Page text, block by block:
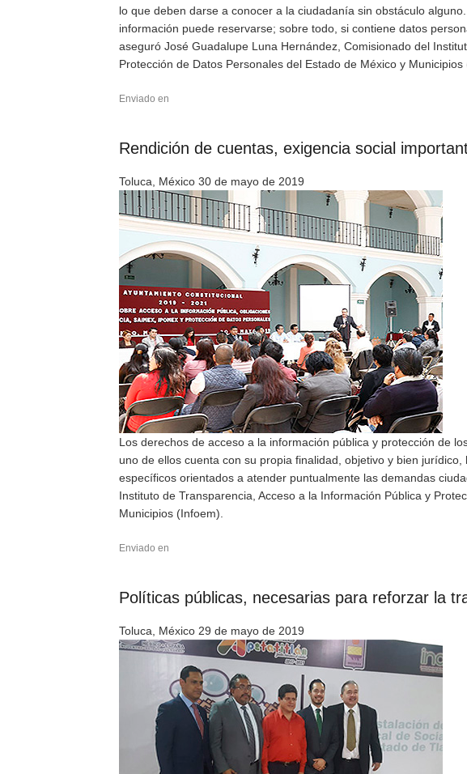
lo que deben darse a conocer a la ciudadanía sin obstáculo
información puede reservarse; sobre todo, si contiene datos
aseguró José Guadalupe Luna Hernández, Comisionado del
Protección de Datos Personales del Estado de México y Municipios
Enviado en
Rendición de cuentas, exigencia social
Toluca, México 30 de mayo de 2019
Los derechos de acceso a la información pública y protección de
uno de ellos cuenta con su propia finalidad, objetivo y bien
específicos orientados a atender puntualmente las demandas
Instituto de Transparencia, Acceso a la Información Pública y
Municipios (Infoem).
Enviado en
Políticas públicas, necesarias para reforzar la
Toluca, México 29 de mayo de 2019